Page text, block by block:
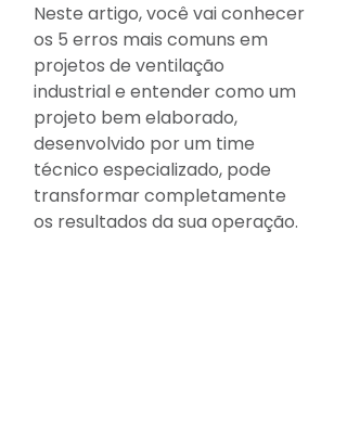
Neste artigo, você vai conhecer
os 5 erros mais comuns em
projetos de ventilação
industrial e entender como um
projeto bem elaborado,
desenvolvido por um time
técnico especializado, pode
transformar completamente
os resultados da sua operação.